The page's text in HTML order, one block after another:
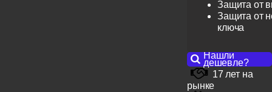
Защита от
Защита от
ключа
Нашли
дешевле?
17 лет на
рынке